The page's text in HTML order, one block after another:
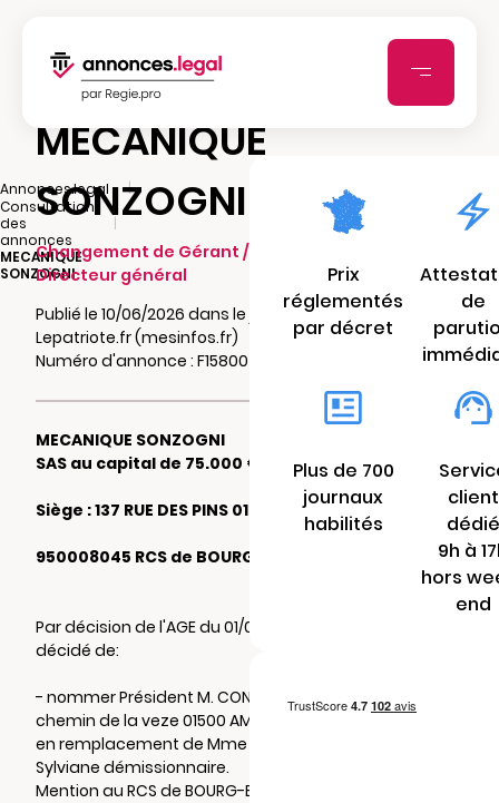
Annonces.legal
|
Consultation
des
annonces
|
MECANIQUE
SONZOGNI
MECANIQUE
SONZOGNI
Changement de Gérant / Président /
Directeur général
Publié le 10/06/2026 dans le journal
Lepatriote.fr (mesinfos.fr)
Numéro d'annonce : F15800377ahvf
MECANIQUE SONZOGNI
SAS au capital de 75.000 €
Siège : 137 RUE DES PINS 01460 BRION
950008045 RCS de BOURG-EN-BRESSE
Par décision de l'AGE du 01/06/2026, il a été
décidé de:
- nommer Président M. CONTY Roger 6
chemin de la veze 01500 AMBERIEU EN BUGEY
en remplacement de Mme SONZOGNI
Sylviane démissionnaire.
Mention au RCS de BOURG-EN-BRESSE
Prix
réglementés
par décret
de
Plus de 700
journaux
habilités
client
dédié
9h à
hors
end